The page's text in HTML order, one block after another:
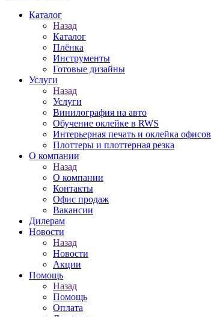
Каталог
Назад
Каталог
Плёнка
Инструменты
Готовые дизайны
Услуги
Назад
Услуги
Винилография на авто
Обучение оклейке в RWS
Интерьерная печать и оклейка офисов
Плоттеры и плоттерная резка
О компании
Назад
О компании
Контакты
Офис продаж
Вакансии
Дилерам
Новости
Назад
Новости
Акции
Помощь
Назад
Помощь
Оплата